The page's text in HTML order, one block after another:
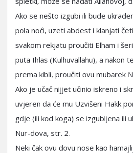
Ako se nešto izgubi ili bude
pola noći, uzeti abdest i klanjati
svakom rekjatu proučiti Elham i
puta Ihlas (Kulhuvallahu), a nakon
prema kibli, proučiti ovu mubarek
Ako je učač nijjet učinio iskreno i
uvjeren da će mu Uzvišeni Hakk
gdje (ili kod koga) se izgubljena ili
Nur-dova, str. 2.
Neki čak ovu dovu nose kao